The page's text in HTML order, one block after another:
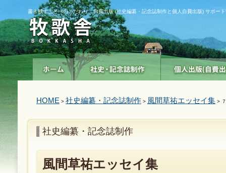
書き残すことへのこだわり 自費出版 (社史編纂・記念誌制作と個人自費出版) サポー
HOME > 社史編纂・記念誌制作 > 風間草祐エッセイ集 >
社史編纂・記念誌制作
風間草祐エッセイ集